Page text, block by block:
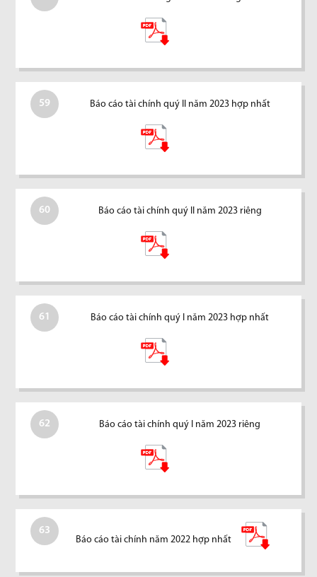
59 Báo cáo tài chính quý II năm 2023 hợp nhất
60 Báo cáo tài chính quý II năm 2023 riêng
61 Báo cáo tài chính quý I năm 2023 hợp nhất
62 Báo cáo tài chính quý I năm 2023 riêng
63
Báo cáo tài chính năm 2022 hợp nhất